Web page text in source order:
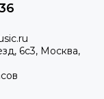
6с3, Москва,